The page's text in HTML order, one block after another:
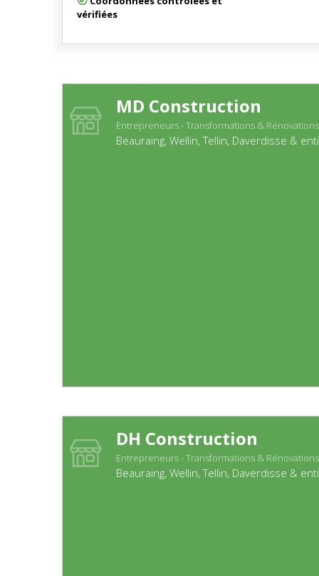
vérifiées
MD Construction
Entrepreneurs - Transformations & Rénovations
Beauraing, Wellin, Tellin, Daverdisse &
DH Construction
Entrepreneurs - Transformations & Rénovations
Beauraing, Wellin, Tellin, Daverdisse &